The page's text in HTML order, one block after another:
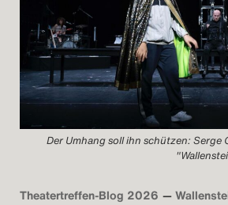
Der Umhang soll ihn schützen: Serge
Theatertreffen-Blog 2026